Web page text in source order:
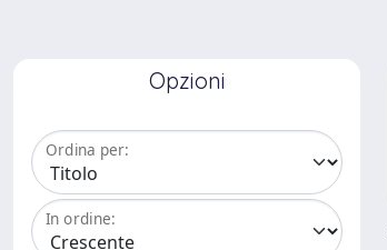
Opzioni
Ordina per:
In ordine: